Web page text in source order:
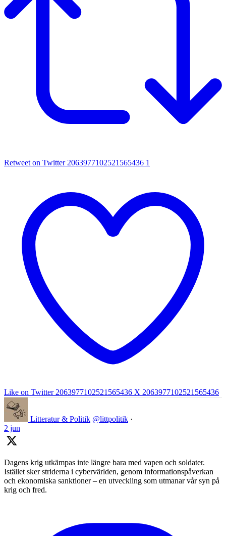
Retweet on Twitter 2063977102521565436 1
Like on Twitter 2063977102521565436 X 2063977102521565436
Litteratur & Politik @littpolitik ·
2 jun
Dagens krig utkämpas inte längre bara med vapen och soldater.
Istället sker striderna i cybervärlden, genom informationspåverkan
och ekonomiska sanktioner – en utveckling som utmanar vår syn på
krig och fred.